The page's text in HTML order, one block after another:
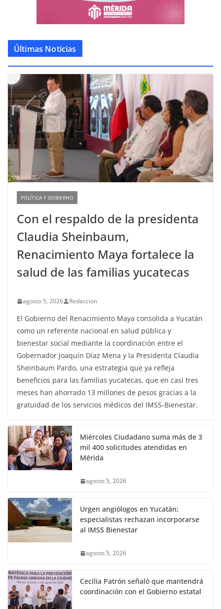
Últimas Noticias
POLÍTICA Y GOBIERNO
Con el respaldo de la presidenta
Claudia Sheinbaum,
Renacimiento Maya fortalece la
salud de las familias yucatecas
agosto 5, 2026 Redaccion
El Gobierno del Renacimiento Maya consolida a Yucatán
como un referente nacional en salud pública y
bienestar social mediante la coordinación entre el
Gobernador Joaquín Díaz Mena y la Presidenta Claudia
Sheinbaum Pardo, una estrategia que ya refleja
beneficios para las familias yucatecas, que en casi tres
meses han ahorrado 13 millones de pesos gracias a la
gratuidad de los servicios médicos del IMSS-Bienestar.
Miércoles Ciudadano suma más de 3
mil 400 solicitudes atendidas en
Mérida
agosto 5, 2026
Urgen angiólogos en Yucatán;
especialistas rechazan incorporarse
al IMSS Bienestar
agosto 5, 2026
Cecilia Patrón señaló que mantendrá
coordinación con el Gobierno estatal